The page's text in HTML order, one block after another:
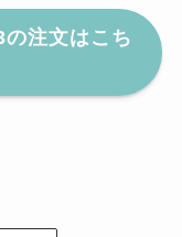
注文はこち